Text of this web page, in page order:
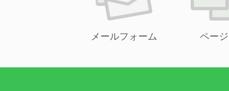
メールフォーム ペー